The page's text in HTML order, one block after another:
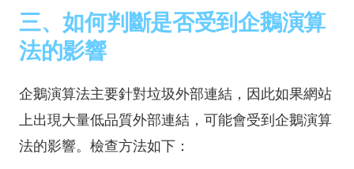
三、如何判斷是否受到企鵝演算
法的影響
企鵝演算法主要針對垃圾外部連結，因此如果網站
上出現大量低品質外部連結，可能會受到企鵝演算
法的影響。檢查方法如下：